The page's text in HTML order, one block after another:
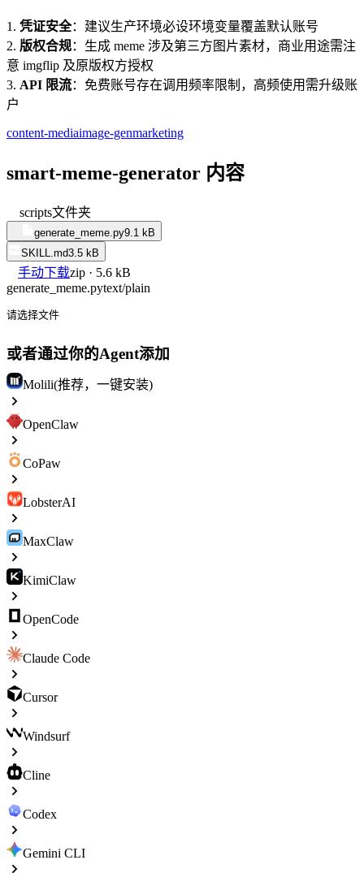
1. 凭证安全：建议生产环境必设环境变量覆盖默认账号
2. 版权合规：生成 meme 涉及第三方图片素材，商业用途需注
意 imgflip 及原版权方授权
3. API 限流：免费账号存在调用频率限制，高频使用需升级账
户
content-mediaimage-genmarketing
smart-meme-generator 内容
scripts文件夹
generate_meme.py9.1 kB
SKILL.md3.5 kB
手动下载zip · 5.6 kB
generate_meme.pytext/plain
请选择文件
或者通过你的Agent添加
Molili(推荐，一键安装)
OpenClaw
CoPaw
LobsterAI
MaxClaw
KimiClaw
OpenCode
Claude Code
Cursor
Windsurf
Cline
Codex
Gemini CLI